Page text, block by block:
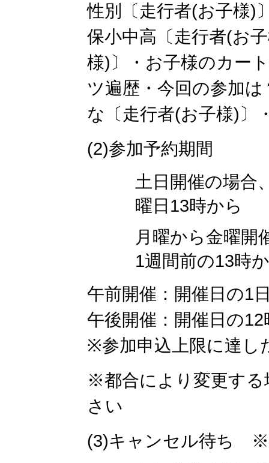
性別〔走行者(お子様)
保小中高〔走行者(お
様)〕・お子様のカー
ツ遍歴・今回の参加
な〔走行者(お子様)〕
(2)参加予約期間
土日開催の場合
曜日13時から
月曜から金曜開
1週間前の13時
午前開催：開催日の1
午後開催：開催日の
※参加申込上限に達し
※都合により変更す
さい
(3)キャンセル待ち ※